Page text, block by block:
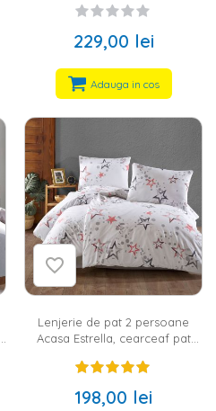
200x220 cm, 2 fete perna 50x70
galben
229,00 lei
Adauga in cos
Lenjerie de pat 2 persoane
Acasa Estrella, cearceaf pat
200x220 cm, 2 fete perna 50x70
multicolor
198,00 lei